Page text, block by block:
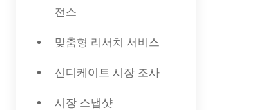
전스
맞춤형 리서치 서비스
신디케이트 시장 조사
시장 스냅샷